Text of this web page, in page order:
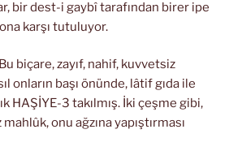
bir dest-i gaybî tarafından birer ipe
karşı tutuluyor.
biçare, zayıf, nahif, kuvvetsiz
onların başı önünde, lâtif gıda ile
HAŞİYE-3 takılmış. İki çeşme gibi,
onu ağzına yapıştırması